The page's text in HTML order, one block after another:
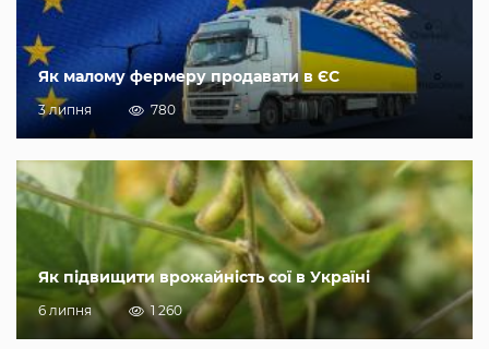
Як малому фермеру продавати в ЄС
3 липня 780
Як підвищити врожайність сої в Україні
6 липня 1 260